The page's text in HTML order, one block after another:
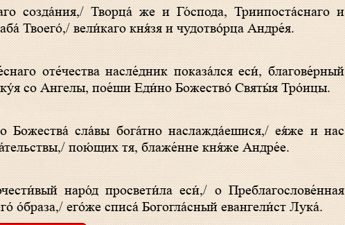
Твоего́,/ вели́каго кня́зя и чудотво́рца Андре́я.
со Ангелы, пое́ши Еди́но Божество́ Святы́я Тро́ицы.
пою́щих тя, блаже́нне кня́же Андре́е.
наро́д просвети́ла еси́,/ о Преблагослове́нная
его́же списа́ Богогла́сный евангели́ст Лука́.